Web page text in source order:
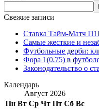
Свежие записи
Ставка Тайм-Матч
Самые жесткие и
Футбольные дерби:
Фора 1(0.75) в
Законодательство о
Календарь
Август 2026
Пн Вт Ср Чт Пт Сб Вс